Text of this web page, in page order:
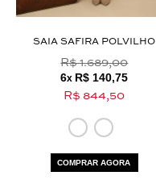
SAIA SAFIRA POLVILHO
R$ 1.689,00
6x R$ 140,75
R$ 844,50
COMPRAR AGORA